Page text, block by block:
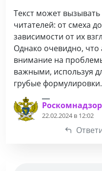
Текст может
читателей: от смеха
зависимости от их
Однако очевидно, что
внимание на
важными, используя
грубые формулировки.
Роскомнадзор
22.02.2024 в 12:02